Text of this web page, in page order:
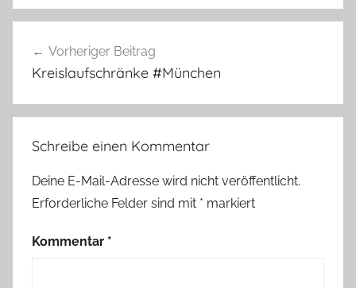
Vorheriger Beitrag
Kreislaufschränke #München
Schreibe einen Kommentar
Deine E-Mail-Adresse wird nicht veröffentlicht.
Erforderliche Felder sind mit * markiert
Kommentar *